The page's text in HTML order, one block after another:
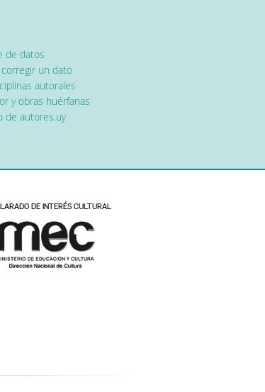
de datos
un dato
autorales
y obras huérfanas
de autores.uy